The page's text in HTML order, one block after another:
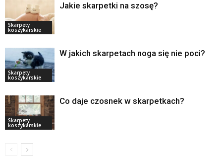
Skarpety
koszykarskie
Jakie skarpetki na szosę?
Skarpety
koszykarskie
W jakich skarpetach noga się nie poci?
Skarpety
koszykarskie
Co daje czosnek w skarpetkach?